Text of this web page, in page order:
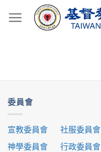
委員會
宣教委員會
神學委員會
社服委員會
行政委員會